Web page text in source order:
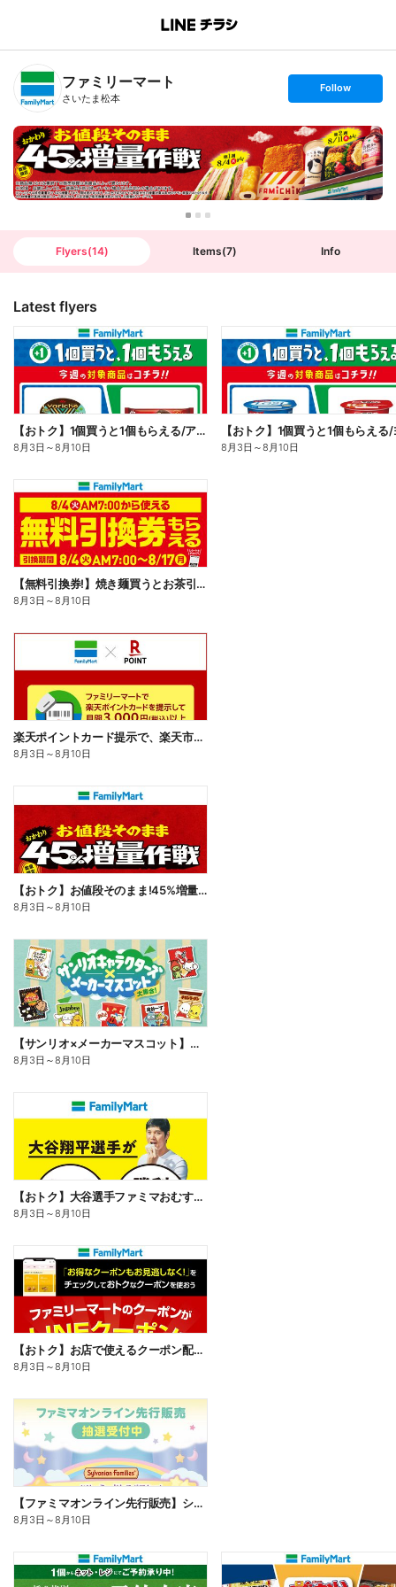
B
n
T
ファミリーマート
さいたま松本
s
t
o
l
l
o
w
Follow
Flyers(14) Items(7) Info
Latest flyers
【おトク】1個買うと1個もらえる/アイス
8月3日 ～8月10日 8月3日 ～8月10日
【無料引換券!】焼き麺買うとお茶引換券貰える!
8月3日 ～8月10日
楽天ポイントカード提示で、楽天市場でのお買い物がおトクに!
8月3日 ～8月10日
【おトク】お値段そのまま!45%増量作戦!
8月3日 ～8月10日
【サンリオ×メーカーマスコット】オリジナルグッズ貰える!
8月3日 ～8月10日
【おトク】大谷選手ファミマおむすび割
8月3日 ～8月10日
【おトク】お店で使えるクーポン配信中
8月3日 ～8月10日
【ファミマオンライン先行販売】シルバニアファミリー
8月3日 ～8月10日